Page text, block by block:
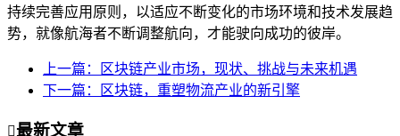
持续完善应用原则，以适应不断变化的市场环境和技术发展趋
势，就像航海者不断调整航向，才能驶向成功的彼岸。
上一篇：区块链产业市场，现状、挑战与未来机遇
下一篇：区块链，重塑物流产业的新引擎
最新文章